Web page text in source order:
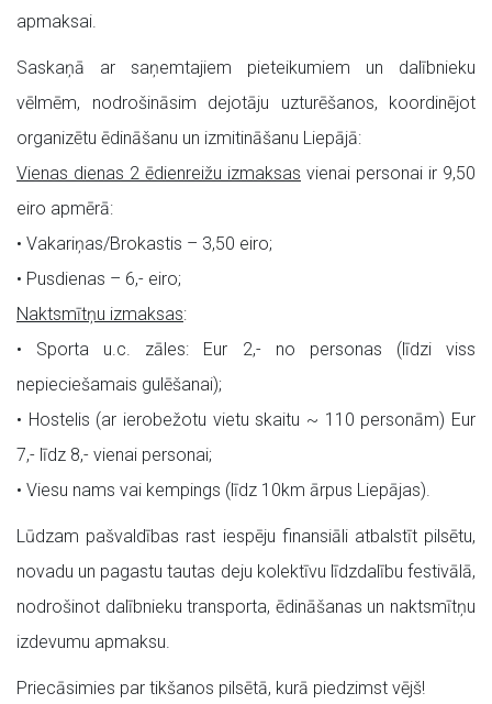
apmaksai.
Saskaņā ar saņemtajiem pieteikumiem un dalībnieku
vēlmēm, nodrošināsim dejotāju uzturēšanos, koordinējot
organizētu ēdināšanu un izmitināšanu Liepājā:
Vienas dienas 2 ēdienreižu izmaksas vienai personai ir 9,50
eiro apmērā:
• Vakariņas/Brokastis – 3,50 eiro;
• Pusdienas – 6,- eiro;
Naktsmītņu izmaksas:
• Sporta u.c. zāles: Eur 2,- no personas (līdzi viss
nepieciešamais gulēšanai);
• Hostelis (ar ierobežotu vietu skaitu ~ 110 personām) Eur
7,- līdz 8,- vienai personai;
• Viesu nams vai kempings (līdz 10km ārpus Liepājas).
Lūdzam pašvaldības rast iespēju finansiāli atbalstīt pilsētu,
novadu un pagastu tautas deju kolektīvu līdzdalību festivālā,
nodrošinot dalībnieku transporta, ēdināšanas un naktsmītņu
izdevumu apmaksu.
Priecāsimies par tikšanos pilsētā, kurā piedzimst vējš!